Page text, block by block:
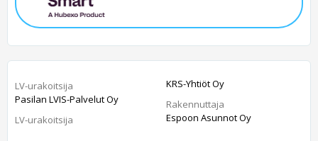
LV-urakoitsija
Pasilan LVIS-Palvelut Oy
LV-urakoitsija
KRS-Yhtiöt Oy
Rakennuttaja
Espoon Asunnot Oy